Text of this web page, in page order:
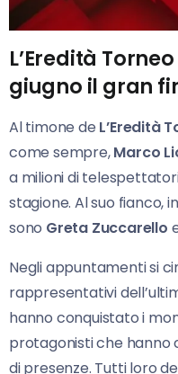
L’Eredità
giugno il gran
Al timone de L’Eredità
come sempre,Marco
a milioni di
stagione. Al suo fianco,
sono Greta Zuccarello
Negli appuntamenti si
rappresentativi
hanno conquistato i
protagonisti che hanno
di presenze. Tutti loro